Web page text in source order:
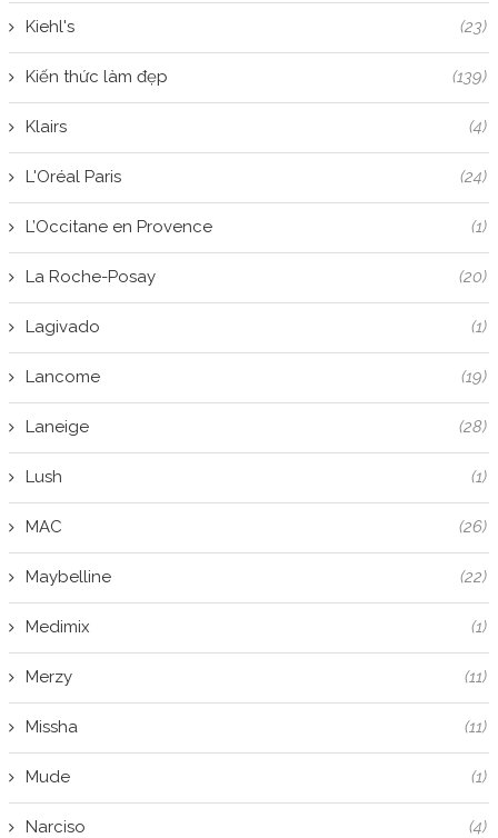
Kiehl's (23)
Kiến thức làm đẹp (139)
Klairs (4)
L'Oréal Paris (24)
L’Occitane en Provence (1)
La Roche-Posay (20)
Lagivado (1)
Lancome (19)
Laneige (28)
Lush (1)
MAC (26)
Maybelline (22)
Medimix (1)
Merzy (11)
Missha (11)
Mude (1)
Narciso (4)